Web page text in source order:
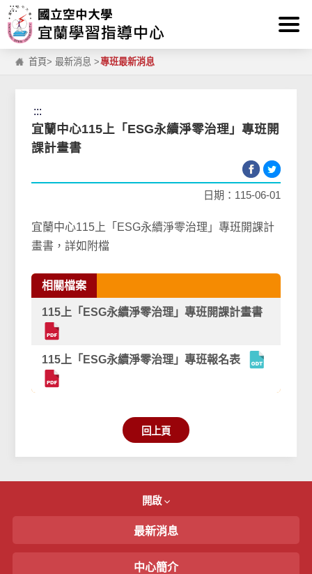
跳到主要內容區塊
:::
首頁>最新消息 >專班最新消息
:::
宜蘭中心115上「ESG永續淨零治理」專班開
課計畫書
日期：115-06-01
宜蘭中心115上「ESG永續淨零治理」專班開課計
畫書，詳如附檔
相關檔案
115上「ESG永續淨零治理」專班開課計畫書
115上「ESG永續淨零治理」專班報名表
回上頁
開啟
最新消息
中心簡介